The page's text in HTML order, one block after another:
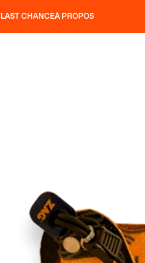
SLAP 92 UBAC 102
LAST CHANCEÀ PROPOS